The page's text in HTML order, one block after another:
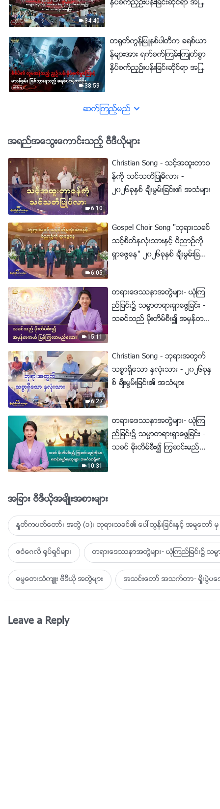
34:40
ႏွိပ္စက္ညႇဥ္းပန္းျခင္းဆိုင္ရာ အျဖစ္
ေရွ႕တန္းစစ္မ်က္ႏွာ ျဖစ္လာျခင္း-
ဘုရားသခင္ကို ယုံၾကည္မႈေၾကာင့္
တကၠသိုလ္ေက်ာင္းသားမ်ား ေက်ာ
ရျခင္း
38:59
တ႐ုတ္ကြန္ျမဴနစ္ပါတီက ခရစ္ယာ
န္မ်ားအား ရက္စက္ၾကမ္းၾကဳတ္စြာ
ႏွိပ္စက္ညႇဥ္းပန္းျခင္းဆိုင္ရာ အျဖစ္
င့္ မသန္စြမ္း ျဖစ္သြားရသည့္ ခရစ္
ဆက္ၾကည့္မည္
အရည္အေသြးေကာင္းသည့္ ဗီဒီယိုမ်ား
6:10
Christian Song - သင့္အထူးတာဝ
န္ကို သင္သတိျပဳမိလား -
၂၀၂၆ခုႏွစ္ ခ်ီးမြမ္းျခင္း၏ အသံမ်ား
6:05
Gospel Choir Song "ဘုရားသခင္
သင့္စိတ္ႏွလုံးသားႏွင့္ ဝိညာဥ္ကို
ရွာေဖြေန" ၂၀၂၆ခုႏွစ္ ခ်ီးမြမ္းျခ
15:11
တရားေဒႆနာအတြဲမ်ား- ယုံၾက
ည္ျခင္း၌ သမၼာတရားရွာေဖြျခင္း -
သခင္သည္ မိုးတိမ္စီး၍ အမွန္တက
6:27
Christian Song - ဘုရားအတြက္
သစၥာရွိေသာ ႏွလုံးသား - ၂၀၂၆ခုႏွ
စ္ ခ်ီးမြမ္းျခင္း၏ အသံမ်ား
10:31
တရားေဒႆနာအတြဲမ်ား- ယုံၾက
ည္ျခင္း၌ သမၼာတရားရွာေဖြျခင္း -
သခင္ မိုးတိမ္စီး၍ ႂကြဆင္းမည္ကို
အျခား ဗီဒီယိုအမ်ိဳးအစားမ်ား
ႏႈတ္ကပတ္ေတာ္၊ အတြဲ (၁)၊ ဘုရားသခင္၏ ေပၚထြန္းျခင္းႏွင့္ အမႈေတာ္ မွ
ဧဝံေဂလိ ႐ုပ္ရွင္မ်ား တရားေဒႆနာအတြဲမ်ား- ယုံၾကည္ျခင္း၌ သမၼာတ
ဓမၼေတးသံက်ဴး ဗီဒီယို အတြဲမ်ား အသင္းေတာ္ အသက္တာ- ရႈိးပြဲ
Leave a Reply